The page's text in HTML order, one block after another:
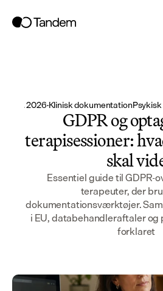
18. jun. 2026·Klinisk dokumentation
GDPR og
terapisessioner:
skal
Essentiel guide til GDPR-
terapeuter, der
dokumentationsværktøjer.
i EU, databehandleraftaler
forklaret